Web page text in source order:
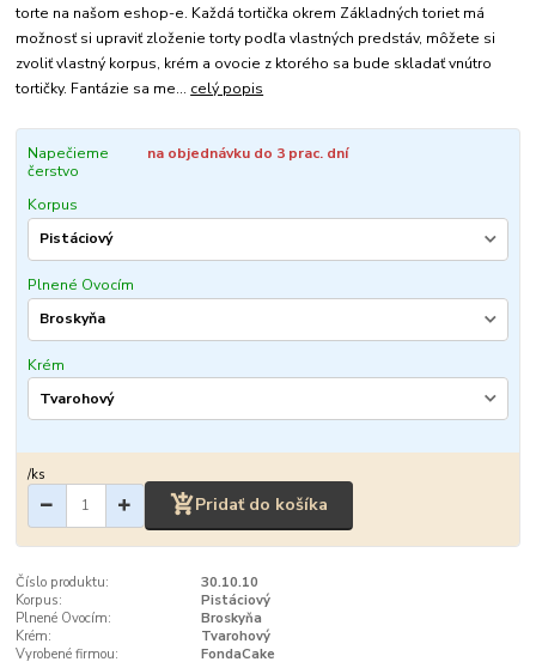
torte na našom eshop-e. Každá tortička okrem Základných toriet má
možnosť si upraviť zloženie torty podľa vlastných predstáv, môžete si
zvoliť vlastný korpus, krém a ovocie z ktorého sa bude skladať vnútro
tortičky. Fantázie sa me... celý popis
Napečieme
čerstvo
na objednávku do 3 prac. dní
Korpus
Plnené Ovocím
Krém
/ks
Pridať do košíka
Číslo produktu:
30.10.10
Korpus:
Pistáciový
Plnené Ovocím:
Broskyňa
Krém:
Tvarohový
Vyrobené firmou:
FondaCake